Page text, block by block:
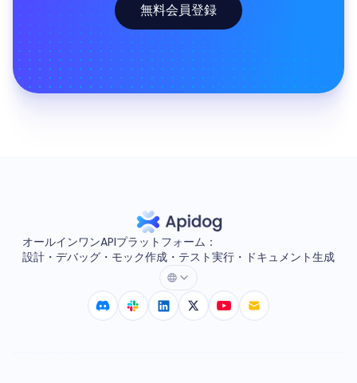
無料会員登録
オールインワンAPIプラットフォーム：
設計・デバッグ・モック作成・テスト実行・ドキュメント生成